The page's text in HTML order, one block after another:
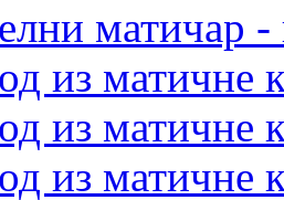
матичар -
из матичне
из матичне
из матичне